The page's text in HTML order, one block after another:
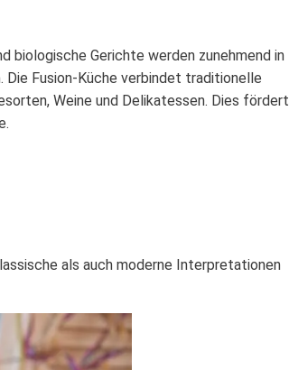
biologische Gerichte werden zunehmend in
Fusion-Küche verbindet traditionelle
Weine und Delikatessen. Dies fördert
als auch moderne Interpretationen